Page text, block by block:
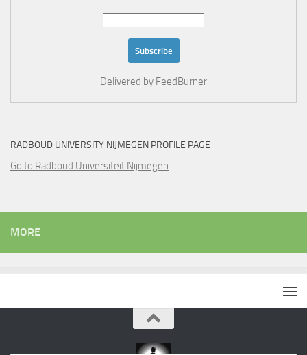
Delivered by FeedBurner
RADBOUD UNIVERSITY NIJMEGEN PROFILE PAGE
Go to Radboud Universiteit Nijmegen
MORE